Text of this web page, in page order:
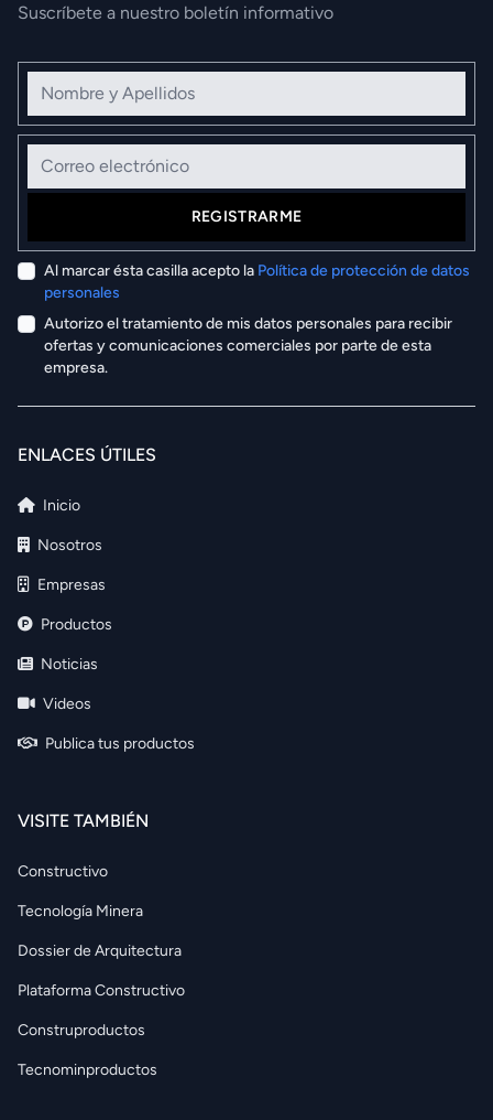
Suscríbete a nuestro boletín informativo
Nombre y Apellidos
Correo electrónico
REGISTRARME
Al marcar ésta casilla acepto la Política de protección de datos
personales
Autorizo el tratamiento de mis datos personales para recibir
ofertas y comunicaciones comerciales por parte de esta
empresa.
ENLACES ÚTILES
Inicio
Nosotros
Empresas
Productos
Noticias
Videos
Publica tus productos
VISITE TAMBIÉN
Constructivo
Tecnología Minera
Dossier de Arquitectura
Plataforma Constructivo
Construproductos
Tecnominproductos